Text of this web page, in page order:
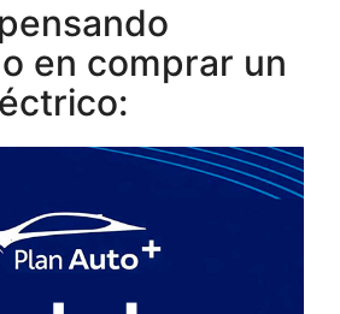
en comprar un